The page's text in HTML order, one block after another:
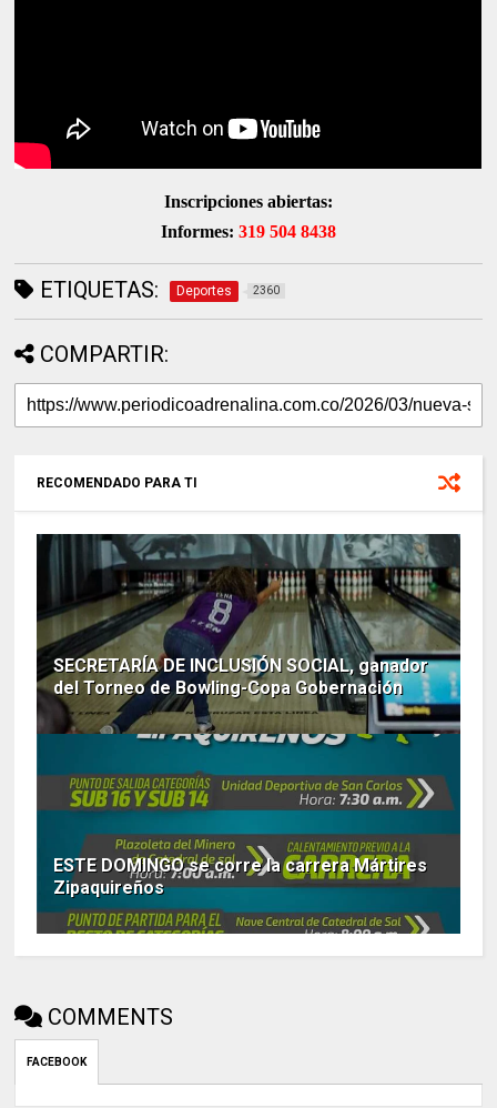
Inscripciones abiertas:
Informes: 319 504 8438
ETIQUETAS: Deportes 2360
COMPARTIR:
RECOMENDADO PARA TI
SECRETARÍA DE INCLUSIÓN SOCIAL, ganador
del Torneo de Bowling-Copa Gobernación
ESTE DOMINGO se corre la carrera Mártires
Zipaquireños
COMMENTS
FACEBOOK